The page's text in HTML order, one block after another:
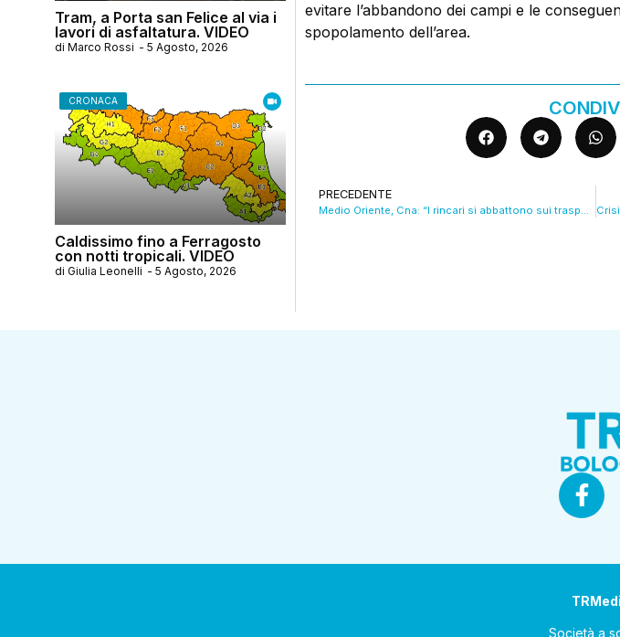
Tram, a Porta san Felice al via i
lavori di asfaltatura. VIDEO
di Marco Rossi - 5 Agosto, 2026
CRONACA
Caldissimo fino a Ferragosto
con notti tropicali. VIDEO
di Giulia Leonelli - 5 Agosto, 2026
evitare l’abbandono dei campi e le
spopolamento dell’area.
PRECEDENTE
Medio Oriente, Cna: “I rincari si abbattono sui trasporti”. VIDEO
Società a